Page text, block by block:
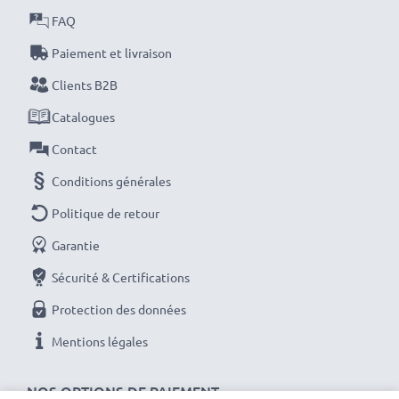
!
NOS OPTIONS DE PAIEMENT
FAQ
Paiement et livraison
Clients B2B
Catalogues
Contact
Conditions générales
Politique de retour
Garantie
Sécurité & Certifications
Protection des données
Mentions légales